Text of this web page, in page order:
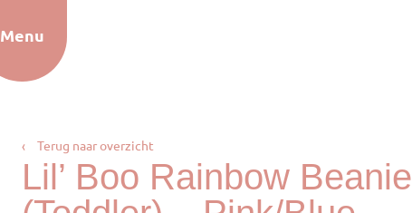
Menu
‹ Terug naar overzicht
Lil’ Boo Rainbow Beanie